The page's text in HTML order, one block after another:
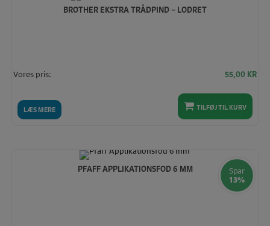
BROTHER EKSTRA TRÅDPIND – LODRET
LÆS MERE
Vores pris: 55,00 KR
TILFØJ TIL KURV
Spar
13%
PFAFF APPLIKATIONSFOD 6 MM